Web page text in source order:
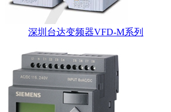
深圳台达变频器VFD-M系列